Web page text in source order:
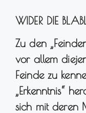
WIDER DIE
Zu den
vor allem
Feinde zu
„Erkenntnis“
sich mit deren